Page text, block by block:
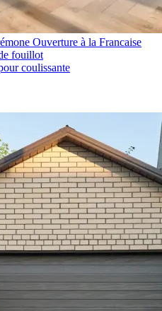
Ouverture à la Francaise
fouillot
coulissante